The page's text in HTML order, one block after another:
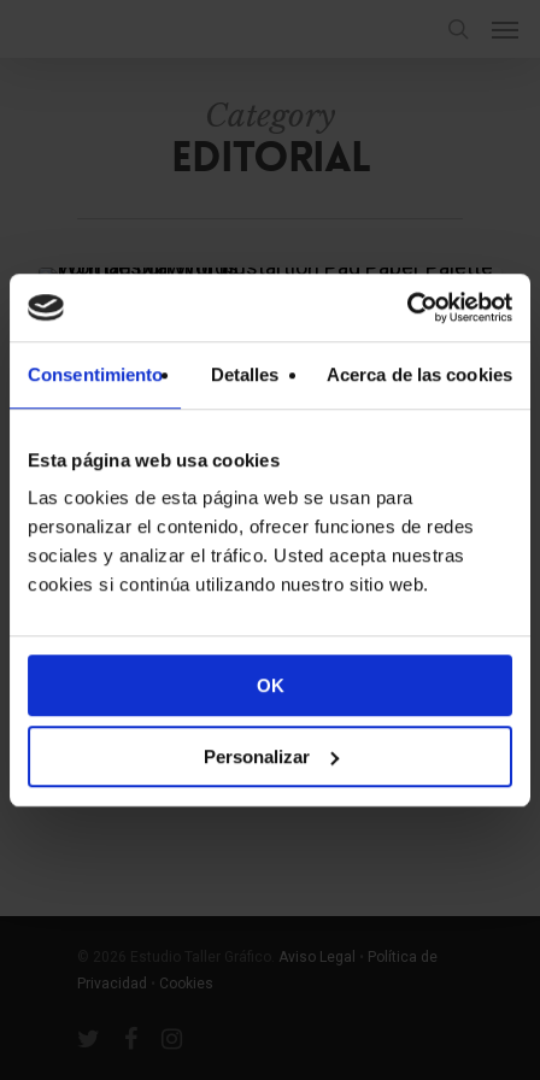
Consentimiento Detalles Acerca de las cookies
Esta página web usa cookies
Las cookies de esta página web se usan para
personalizar el contenido, ofrecer funciones de redes
sociales y analizar el tráfico. Usted acepta nuestras
cookies si continúa utilizando nuestro sitio web.
OK
Personalizar
Category
Editorial
9 noviembre, 2023
Las 10 mejores
tipografías de
Google Fonts para
logotipos
El logotipo es una de las piezas
de identidad corporativa más
Aviso Legal
Política de
Privacidad
Cookies